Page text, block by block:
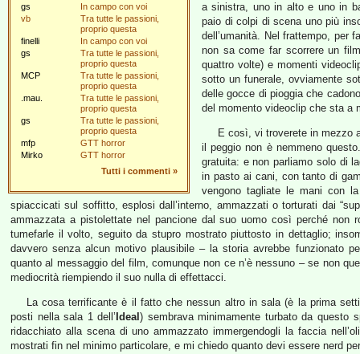
gs
In campo con voi
vb
Tra tutte le passioni,
proprio questa
finelli
In campo con voi
gs
Tra tutte le passioni,
proprio questa
MCP
Tra tutte le passioni,
proprio questa
.mau.
Tra tutte le passioni,
proprio questa
gs
Tra tutte le passioni,
proprio questa
mfp
GTT horror
Mirko
GTT horror
Tutti i commenti »
a sinistra, uno in alto e uno in
paio di colpi di scena uno più
dell’umanità. Nel frattempo, per
non sa come far scorrere un
quattro volte) e momenti
sotto un funerale, ovviamente
delle gocce di pioggia che
del momento videoclip che sta a
E così, vi troverete in mezzo
il peggio non è nemmeno
gratuita: e non parliamo solo di
in pasto ai cani, con tanto di
vengono tagliate le mani con
spiaccicati sul soffitto, esplosi dall’interno, ammazzati o torturati dai
ammazzata a pistolettate nel pancione dal suo uomo così perché
tumefarle il volto, seguito da stupro mostrato piuttosto in dettaglio;
davvero senza alcun motivo plausibile – la storia avrebbe funzionato
quanto al messaggio del film, comunque non ce n’è nessuno – se non
mediocrità riempiendo il suo nulla di effettacci.
La cosa terrificante è il fatto che nessun altro in sala (è la prima
posti nella sala 1 dell’ Ideal) sembrava minimamente turbato da questo
ridacchiato alla scena di uno ammazzato immergendogli la faccia
mostrati fin nel minimo particolare, e mi chiedo quanto devi essere nerd